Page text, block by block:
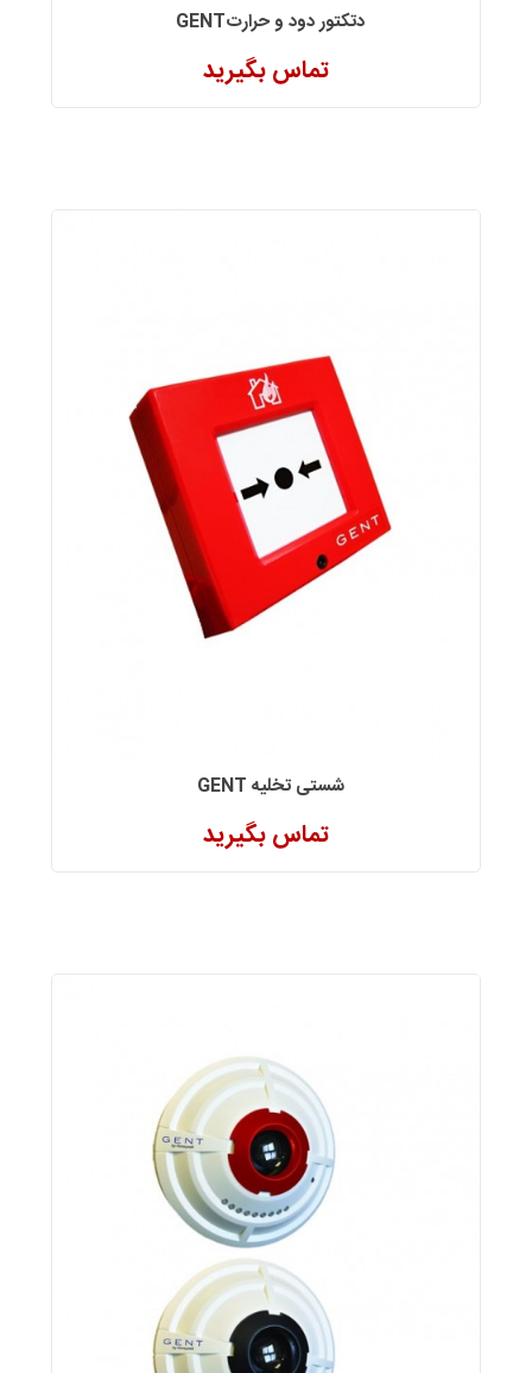
دتکتور دود و حرارتGENT
تماس بگیرید
شستی تخلیه GENT
تماس بگیرید